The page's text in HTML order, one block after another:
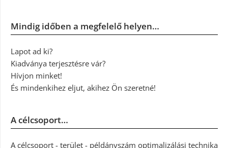
Mindig időben a megfelelő helyen…
Lapot ad ki?
Kiadványa terjesztésre vár?
Hívjon minket!
És mindenkihez eljut, akihez Ön szeretné!
A célcsoport…
A célcsoport - terület - példányszám optimalizálási technika